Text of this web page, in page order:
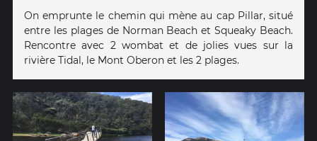
On emprunte le chemin qui mène au cap Pillar, situé
entre les plages de Norman Beach et Squeaky Beach.
Rencontre avec 2 wombat et de jolies vues sur la
rivière Tidal, le Mont Oberon et les 2 plages.